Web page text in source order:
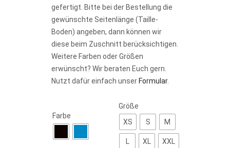
gefertigt. Bitte bei der Bestellung die
gewünschte Seitenlänge (Taille-
Boden) angeben, dann können wir
diese beim Zuschnitt berücksichtigen.
Weitere Farben oder Größen
erwünscht? Wir beraten Euch gern.
Nutzt dafür einfach unser Formular.
Farbe
Größe
XS
S M
L XL XXL